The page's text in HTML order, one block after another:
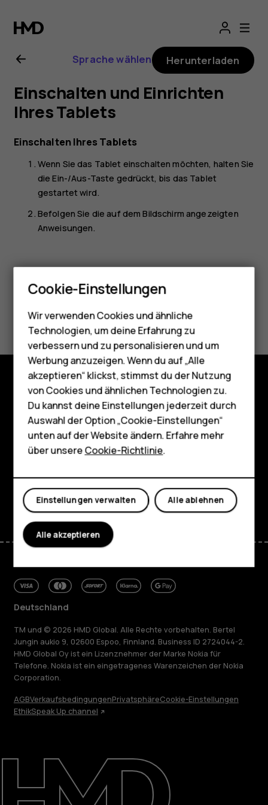
Nokia
T20
Smartphones
Feature Phones
Telefone für Senioren
Zubehör
HMD Terra M
Für Unternehmen
Tablets
Shop
Mein Konto
Reparieren, wiederverwenden, recyceln
Nachhaltigkeit
Support
Sprache wählen Herunterladen
Einschalten und Einrichten
Ihres Tablets
Einschalten Ihres Tablets
Wenn Sie das Tablet einschalten möchten, halten Sie
die Ein-/Aus-Taste gedrückt, bis das Tablet
gestartet wird.
Befolgen Sie die auf dem Bildschirm angezeigten
Anweisungen.
Did you find this helpful?
Ja Nein
Shop
Über
Planet and people
FacebookInstagram
TiktokYoutubeLinkedinDiscord
Deutschland
TM und © 2026 HMD Global. Alle Rechte vorbehalten. Bertel
Jungin aukio 9, 02600 Espoo, Finnland. Business ID 2724044-2.
HMD Global Oy ist ein Lizenznehmer der Marke Nokia für
Telefone. Nokia ist ein eingetragenes Warenzeichen der Nokia
Corporation.
AGBVerkaufsbedingungenPrivatsphäreCookie-Einstellungen
EthikSpeak Up channel
Cookie-Einstellungen
Wir verwenden Cookies und ähnliche
Technologien, um deine Erfahrung zu
verbessern und zu personalisieren und um
Werbung anzuzeigen. Wenn du auf „Alle
akzeptieren“ klickst, stimmst du der Nutzung
von Cookies und ähnlichen Technologien zu.
Du kannst deine Einstellungen jederzeit durch
Auswahl der Option „Cookie-Einstellungen“
unten auf der Website ändern. Erfahre mehr
über unsereCookie-Richtlinie.
Alle ablehnen
Einstellungen verwalten
Alle akzeptieren